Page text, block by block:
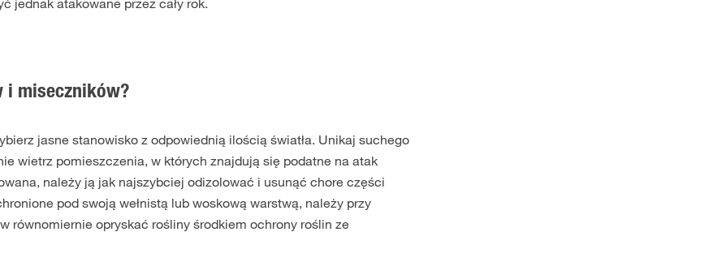
i miseczników?
jasne stanowisko z odpowiednią ilością światła. Unikaj suchego
wietrz pomieszczenia, w których znajdują się podatne na atak
należy ją jak najszybciej odizolować i usunąć chore części
pod swoją wełnistą lub woskową warstwą, należy przy
równomiernie opryskać rośliny środkiem ochrony roślin ze